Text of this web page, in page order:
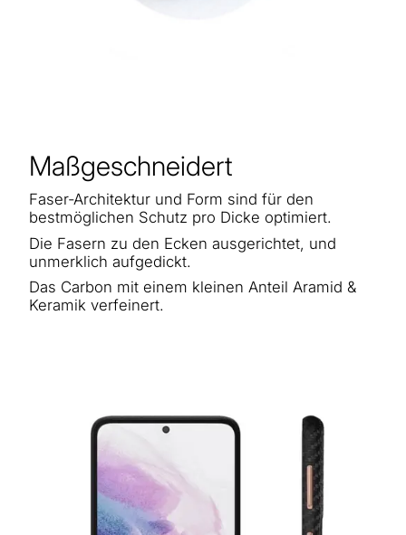
Maßgeschneidert
Faser-Architektur und Form sind für den
bestmöglichen Schutz pro Dicke optimiert.
Die Fasern zu den Ecken ausgerichtet, und
unmerklich aufgedickt.
Das Carbon mit einem kleinen Anteil Aramid &
Keramik verfeinert.